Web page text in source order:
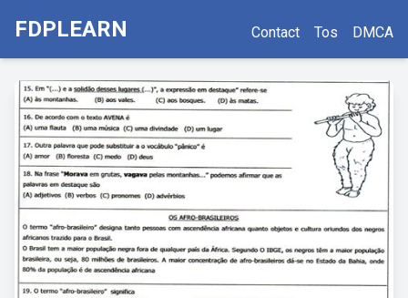
FDPLEARN Contact Tos DMCA